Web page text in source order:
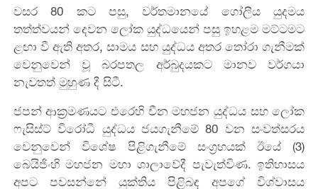
වසර 80 කට පසු, වර්තමානයේ ගෝලීය යුදමය
තත්ත්වයන් දෙවන ලෝක යුද්ධයෙන් පසු ඉහළම මට්ටමට
ළඟා වී ඇති අතර, සාමය සහ යුද්ධය අතර තෝරා ගැනීමක්
වෙනුවෙන් වූ බරපතල අර්බුදයකට මානව වර්ගයා
නැවතත් මුහුණ දී සිටී.
ජපන් ආක්‍රමණයට එරෙහි චීන මහජන යුද්ධය සහ ලෝක
ෆැසිස්ට් විරෝධී යුද්ධය ජයගැනීමේ 80 වන සංවත්සරය
වෙනුවෙන් විශේෂ පිළිගැනීමේ සංග්‍රහයක් ඊයේ (3)
බෙයිජිංහි මහජන මහා ශාලාවේදී පැවැත්විණ. ඉතිහාසය
අපට පවසන්නේ යුක්තිය පිළිබඳ අපගේ විශ්වාසය